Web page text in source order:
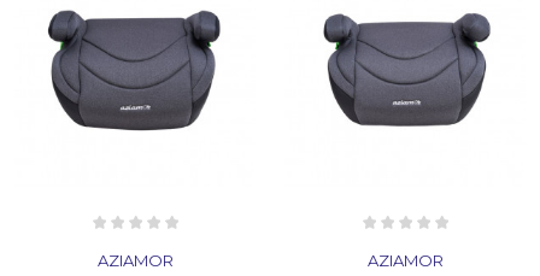
AZIAMOR
AZIAMOR